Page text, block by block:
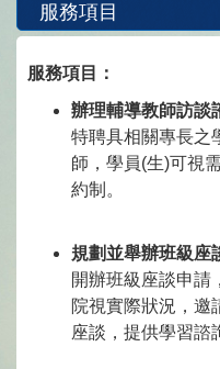
服務項目
服務項目：
辦理輔導教師訪談
特聘具相關專長之
師，學員(生)可視
約制。
規劃並舉辦班級座
開辦班級座談申請
院視實際狀況，邀
座談，提供學習諮